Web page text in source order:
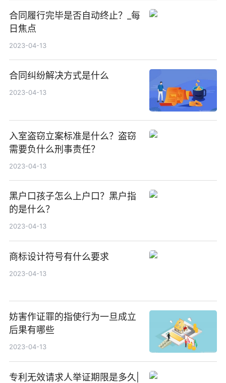
合同履行完毕是否自动终止？_每
日焦点
2023-04-13
合同纠纷解决方式是什么
2023-04-13
入室盗窃立案标准是什么？盗窃
需要负什么刑事责任？
2023-04-13
黑户口孩子怎么上户口？黑户指
的是什么？
2023-04-13
商标设计符号有什么要求
2023-04-13
妨害作证罪的指使行为一旦成立
后果有哪些
2023-04-13
专利无效请求人举证期限是多久|